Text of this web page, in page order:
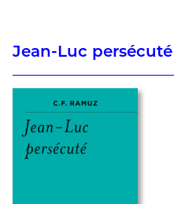
Jean-Luc persécuté